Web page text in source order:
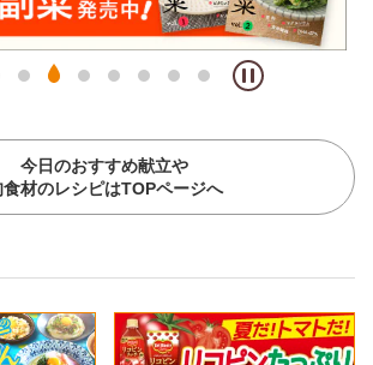
今日のおすすめ献立や
食材のレシピはTOPページへ